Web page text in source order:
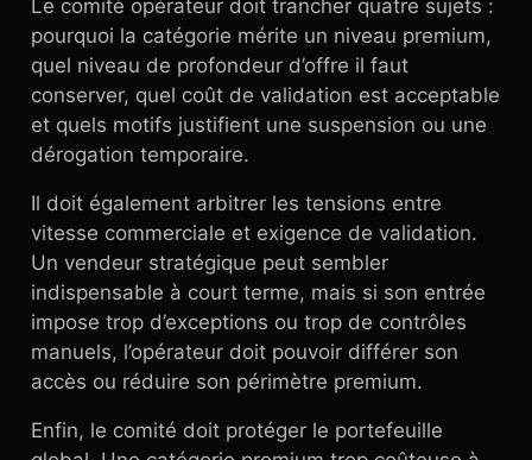
Le comité opérateur doit trancher quatre sujets :
pourquoi la catégorie mérite un niveau premium,
quel niveau de profondeur d’offre il faut
conserver, quel coût de validation est acceptable
et quels motifs justifient une suspension ou une
dérogation temporaire.
Il doit également arbitrer les tensions entre
vitesse commerciale et exigence de validation.
Un vendeur stratégique peut sembler
indispensable à court terme, mais si son entrée
impose trop d’exceptions ou trop de contrôles
manuels, l’opérateur doit pouvoir différer son
accès ou réduire son périmètre premium.
Enfin, le comité doit protéger le portefeuille